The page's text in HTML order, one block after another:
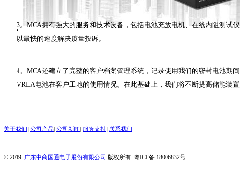
3。MCA拥有强大的服务和技术设备，包括电池充放电机、在线内阻测试
以最快的速度解决质量投诉。
4。MCA还建立了完整的客户档案管理系统，记录使用我们的密封电池期
VRLA电池在客户工地的使用情况。在此基础上，我们将不断提高储能装置
关于我们 公司产品 公司新闻 服务支持 联系我们
© 2019. 广东中商国通电子股份有限公司 版权所有. 粤ICP备 18006832号